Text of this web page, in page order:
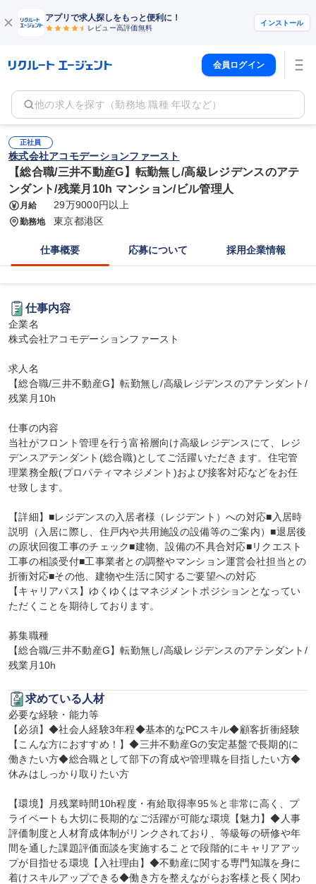
アプリで求人探しをもっと便利に！
レビュー高評価無料
インストール
会員ログイン
他の求人を探す（勤務地 職種 年収など）
正社員
株式会社アコモデーションファースト
【総合職/三井不動産G】転勤無し/高級レジデンスのアテ
ンダント/残業月10h マンション/ビル管理人
月給 29万9000円以上
勤務地 東京都港区
仕事概要 応募について 採用企業情報
仕事内容
企業名
株式会社アコモデーションファースト
求人名
【総合職/三井不動産G】転勤無し/高級レジデンスのアテンダント/
残業月10h
仕事の内容
当社がフロント管理を行う富裕層向け高級レジデンスにて、レジ
デンスアテンダント(総合職)としてご活躍いただきます。住宅管
理業務全般(プロパティマネジメント)および接客対応などをお任
せ致します。
【詳細】■レジデンスの入居者様（レジデント）への対応■入居時
説明（入居に際し、住戸内や共用施設の設備等のご案内）■退居後
の原状回復工事のチェック■建物、設備の不具合対応■リクエスト
工事の相談受付■工事業者との調整やマンション運営会社担当との
折衝対応■その他、建物や生活に関するご要望への対応
【キャリアパス】ゆくゆくはマネジメントポジションとなってい
ただくことを期待しております。
募集職種
【総合職/三井不動産G】転勤無し/高級レジデンスのアテンダント/
残業月10h
求めている人材
必要な経験・能力等
【必須】◆社会人経験3年程◆基本的なPCスキル◆顧客折衝経験
【こんな方におすすめ！】◆三井不動産Gの安定基盤で長期的に
働きたい方◆総合職として部下の育成や管理職を目指したい方◆
休みはしっかり取りたい方
【環境】月残業時間10h程度・有給取得率95％と非常に高く、プ
ライベートも大切に長期的なご活躍が可能な環境【魅力】◆人事
評価制度と人材育成体制がリンクされており、等級毎の研修や年
間を通した課題評価面談を実施することで段階的にキャリアアッ
プが目指せる環境【入社理由】◆不動産に関する専門知識を身に
着けスキルアップできる◆働き方を整えながらお客様と長く関わ